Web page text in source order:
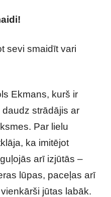
sevi smaidīt vari
Ekmans, kurš ir
strādājis ar
Par lielu
ka imitējot
arī izjūtās –
lūpas, paceļas arī
jūtas labāk.